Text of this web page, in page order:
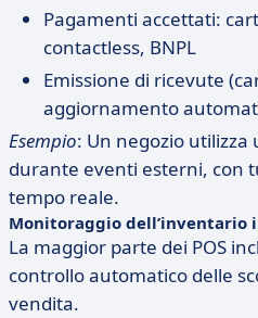
Pagamenti accettati:
contactless, BNPL
Emissione di ricevute
aggiornamento
Esempio: Un negozio utilizza
durante eventi esterni, con
tempo reale.
Monitoraggio dell’inventario
La maggior parte dei POS
controllo automatico delle
vendita.